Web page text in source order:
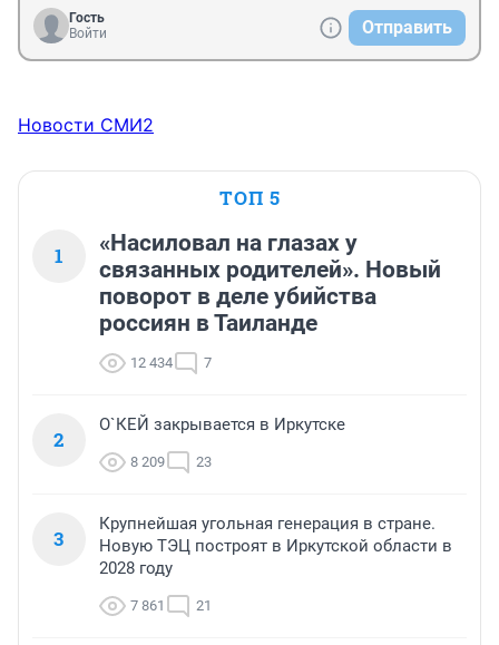
Гость
Войти
Отправить
Новости СМИ2
ТОП 5
1
«Насиловал на глазах у
связанных родителей». Новый
поворот в деле убийства
россиян в Таиланде
12 434 7
2
О`КЕЙ закрывается в Иркутске
8 209 23
3
Крупнейшая угольная генерация в стране.
Новую ТЭЦ построят в Иркутской области в
2028 году
7 861 21